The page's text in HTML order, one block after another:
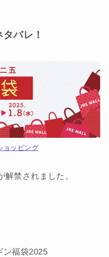
バレ！
ョッピング
禁されました。
ン福袋2025